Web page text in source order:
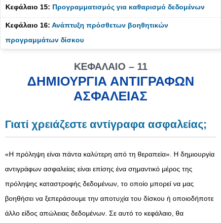
Κεφάλαιο 15: Προγραμματισμός για καθαρισμό δεδομένων
Κεφάλαιο 16: Ανάπτυξη πρόσθετων βοηθητικών
προγραμμάτων δίσκου
ΚΕΦΆΛΑΙΟ – 11
ΔΗΜΙΟΥΡΓΊΑ ΑΝΤΙΓΡΆΦΩΝ
ΑΣΦΑΛΕΊΑΣ
Γιατί χρειάζεστε αντίγραφα ασφαλείας;
«Η πρόληψη είναι πάντα καλύτερη από τη θεραπεία». Η δημιουργία
αντιγράφων ασφαλείας είναι επίσης ένα σημαντικό μέρος της
πρόληψης καταστροφής δεδομένων, το οποίο μπορεί να μας
βοηθήσει να ξεπεράσουμε την αποτυχία του δίσκου ή οποιοδήποτε
άλλο είδος απώλειας δεδομένων. Σε αυτό το κεφάλαιο, θα